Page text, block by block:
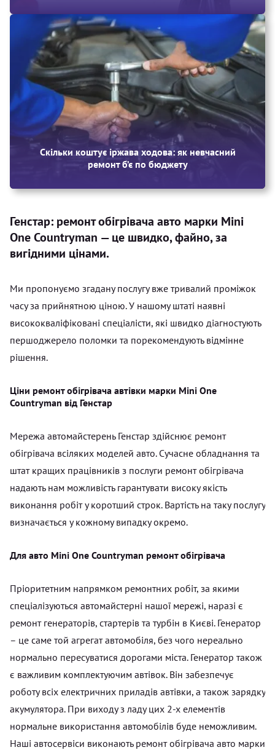
Скільки коштує іржава ходова: як невчасний
ремонт б’є по бюджету
Генстар: ремонт обігрівача авто марки Mini
One Countryman — це швидко, файно, за
вигідними цінами.
Ми пропонуємо згадану послугу вже тривалий проміжок
часу за прийнятною ціною. У нашому штаті наявні
висококваліфіковані спеціалісти, які швидко діагностують
першоджерело поломки та порекомендують відмінне
рішення.
Ціни ремонт обігрівача автівки марки Mini One
Countryman від Генстар
Мережа автомайстерень Генстар здійснює ремонт
обігрівача всіляких моделей авто. Сучасне обладнання та
штат кращих працівників з послуги ремонт обігрівача
надають нам можливість гарантувати високу якість
виконання робіт у коротший строк. Вартість на таку послугу
визначається у кожному випадку окремо.
Для авто Mini One Countryman ремонт обігрівача
Пріоритетним напрямком ремонтних робіт, за якими
спеціалізуються автомайстерні нашої мережі, наразі є
ремонт генераторів, стартерів та турбін в Києві. Генератор
– це саме той агрегат автомобіля, без чого нереально
нормально пересуватися дорогами міста. Генератор також
є важливим комплектуючим автівок. Він забезпечує
роботу всіх електричних приладів автівки, а також зарядку
акумулятора. При виходу з ладу цих 2-х елементів
нормальне використання автомобілів буде неможливим.
Наші автосервіси виконають ремонт обігрівача авто марки